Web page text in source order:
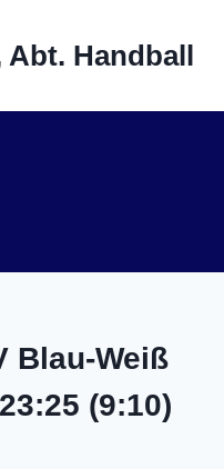
Abt. Handball
Blau-Weiß
(9:10)